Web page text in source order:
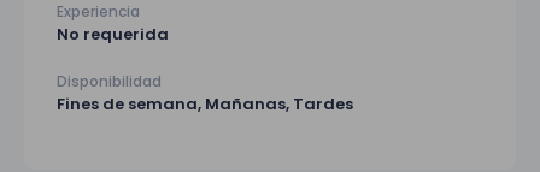
Experiencia
No requerida
Disponibilidad
Fines de semana, Mañanas, Tardes